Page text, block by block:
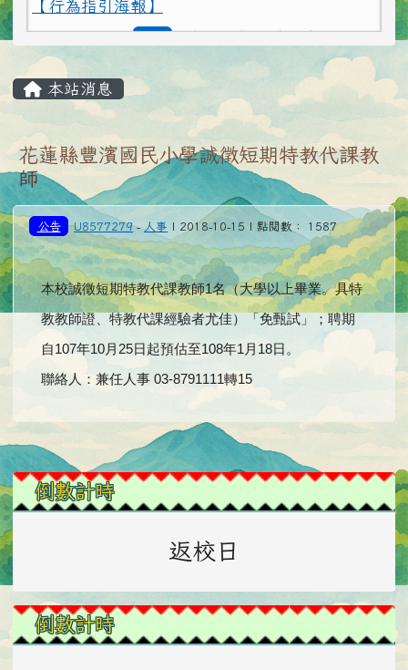
2026-02-12 重要
子煙危害或誤觸法令，請各校落實無菸校園政
策，就查獲電子煙相關器物處置請依說明辦理
2026-02-12 公告 打詐新四法宣導影片
2026-02-12
垃圾強制分類(3大類：資
源、廚餘及垃圾)+Q&A
2026-02-12 注意 勇敢說不，霸凌止步
2026-02-12 重要
交通安全【主題海報】及
【行為指引海報】
主內容區域
本站消息
花蓮縣豐濱國民小學誠徵短期特教代課教
師
公告 U8577279- 人事 | 2018-10-15 | 點閱數： 1587
本校誠徵短期特教代課教師1名（大學以上畢業。具特
教教師證、特教代課經驗者尤佳）「免甄試」；聘期
自107年10月 25日起預估至108年1 月 18日。
聯絡人：兼任人事 03-8791111轉15
左邊區域內容
倒數計時
返校日
倒數計時